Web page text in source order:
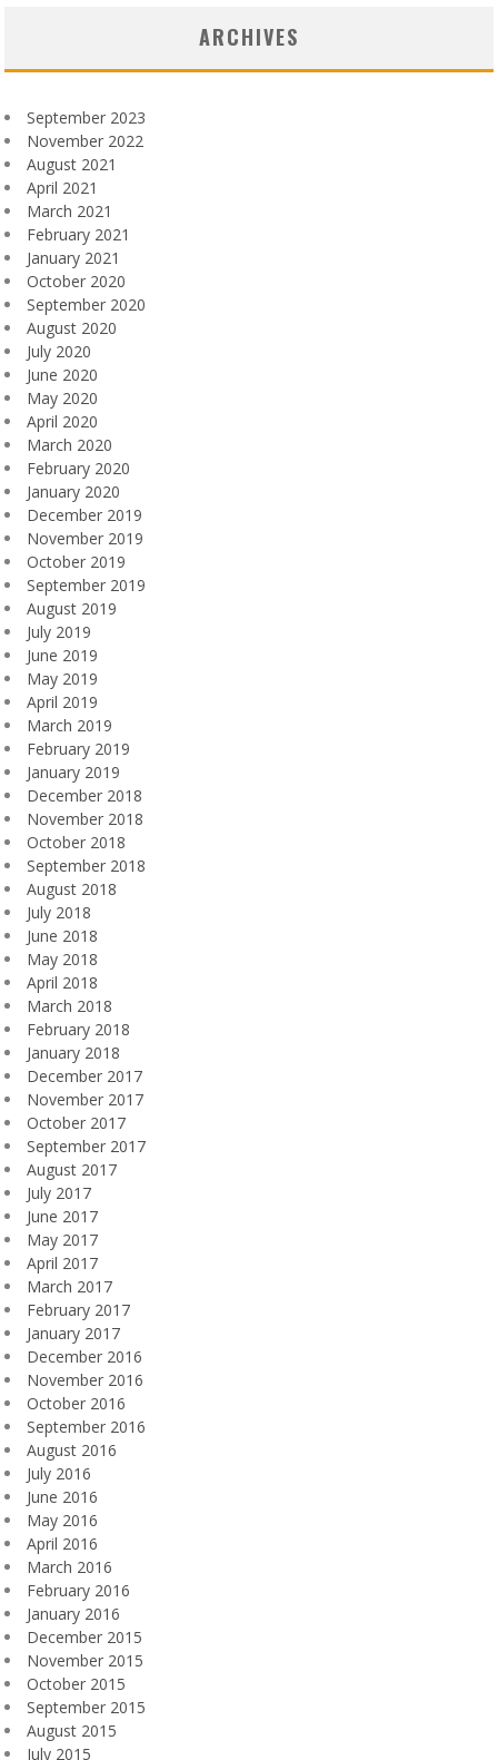
ARCHIVES
September 2023
November 2022
August 2021
April 2021
March 2021
February 2021
January 2021
October 2020
September 2020
August 2020
July 2020
June 2020
May 2020
April 2020
March 2020
February 2020
January 2020
December 2019
November 2019
October 2019
September 2019
August 2019
July 2019
June 2019
May 2019
April 2019
March 2019
February 2019
January 2019
December 2018
November 2018
October 2018
September 2018
August 2018
July 2018
June 2018
May 2018
April 2018
March 2018
February 2018
January 2018
December 2017
November 2017
October 2017
September 2017
August 2017
July 2017
June 2017
May 2017
April 2017
March 2017
February 2017
January 2017
December 2016
November 2016
October 2016
September 2016
August 2016
July 2016
June 2016
May 2016
April 2016
March 2016
February 2016
January 2016
December 2015
November 2015
October 2015
September 2015
August 2015
July 2015